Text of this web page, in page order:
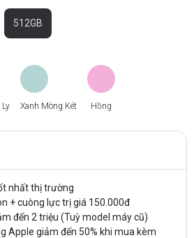
512GB
Xanh Mòng Két Hồng
nhất thị trường
+ cuòng lực trị giá 150.000đ
đến 2 triệu (Tuỳ model máy cũ)
Apple giảm đến 50% khi mua kèm